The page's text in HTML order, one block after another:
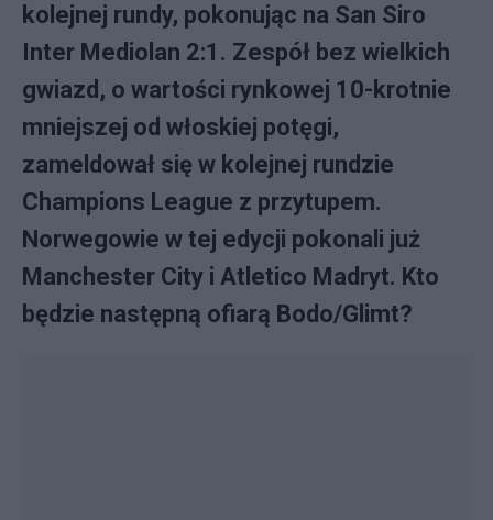
kolejnej rundy, pokonując na San Siro
Inter Mediolan 2:1. Zespół bez wielkich
gwiazd, o wartości rynkowej 10-krotnie
mniejszej od włoskiej potęgi,
zameldował się w kolejnej rundzie
Champions League z przytupem.
Norwegowie w tej edycji pokonali już
Manchester City i Atletico Madryt. Kto
będzie następną ofiarą Bodo/Glimt?